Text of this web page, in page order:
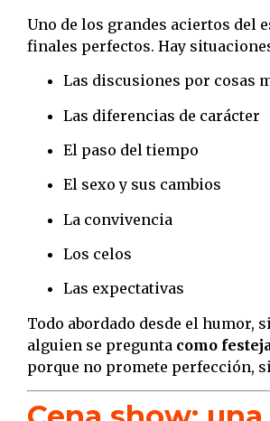
Uno de los grandes aciertos del
finales perfectos. Hay
Las discusiones por cosas
Las diferencias de carácter
El paso del tiempo
El sexo y sus cambios
La convivencia
Los celos
Las expectativas
Todo abordado desde el humor,
alguien se pregunta como
porque no promete perfección,